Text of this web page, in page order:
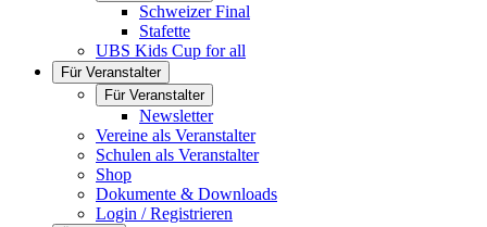
Schweizer Final
Stafette
UBS Kids Cup for all
Für Veranstalter
Für Veranstalter
Newsletter
Vereine als Veranstalter
Schulen als Veranstalter
Shop
Dokumente & Downloads
Login / Registrieren